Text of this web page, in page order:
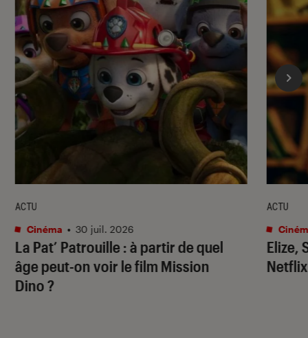
La Pat’ Patrouille: à partir de quel
âge peut-on voir le film Mission
Dino?
ACTU
Cinéma • 30 juil. 2026
Elize,
ACTU